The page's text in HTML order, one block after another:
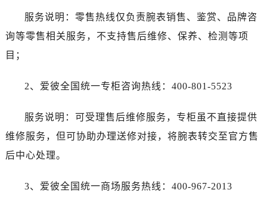
服务说明：零售热线仅负责腕表销售、鉴赏、品牌咨
询等零售相关服务，不支持售后维修、保养、检测等项
目；
2、爱彼全国统一专柜咨询热线：400-801-5523
服务说明：可受理售后维修服务，专柜虽不直接提供
维修服务，但可协助办理送修对接，将腕表转交至官方售
后中心处理。
3、爱彼全国统一商场服务热线：400-967-2013